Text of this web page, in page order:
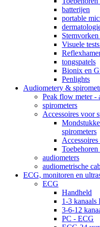
batterijen
portable
Stemvorken
Visuele
tongspatels
Bionix en
Penlights
Audiometery &
Peak flow meter -
spirometers
Accessoires voor
spirometers
audiometers
audiometrische
ECG, monitoren en
ECG
Handheld
1-3 kanaals
3-6-12
PC - ECG